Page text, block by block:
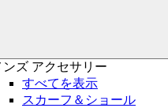
ンズ アクセサリー
すべてを表示
スカーフ＆ショール